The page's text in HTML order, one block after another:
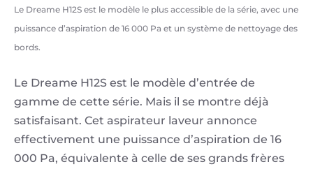
Le Dreame H12S est le modèle le plus accessible de la série, avec une
puissance d’aspiration de 16 000 Pa et un système de nettoyage des
bords.
Le Dreame H12S est le modèle d’entrée de
gamme de cette série. Mais il se montre déjà
satisfaisant. Cet aspirateur laveur annonce
effectivement une puissance d’aspiration de 16
000 Pa, équivalente à celle de ses grands frères